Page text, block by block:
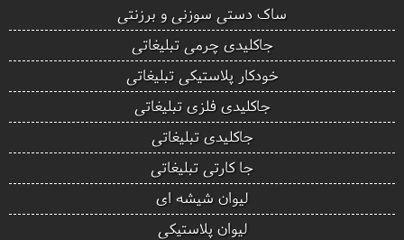
ساک دستی سوزنی و برزنتی
جاکلیدی چرمی تبلیغاتی
خودکار پلاستیکی تبلیغاتی
جاکلیدی فلزی تبلیغاتی
جاکلیدی تبلیغاتی
جا کارتی تبلیغاتی
لیوان شیشه ای
لیوان پلاستیکی